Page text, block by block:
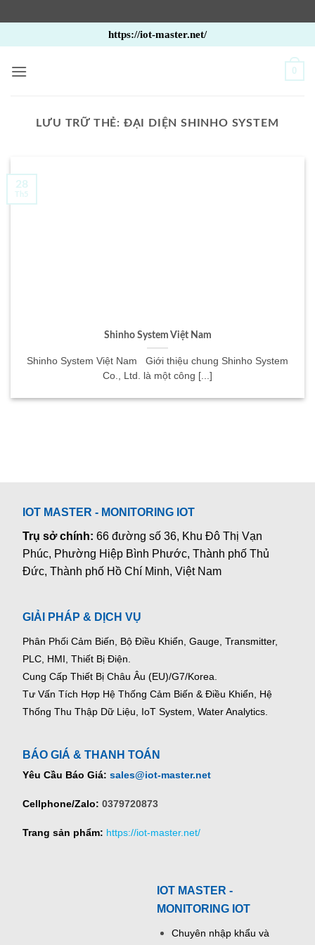
qua
nội
https://iot-master.net/
0
LƯU TRỮ THẺ: ĐẠI DIỆN SHINHO SYSTEM
Shinho System Việt Nam
Shinho System Việt Nam Giới thiệu chung Shinho System
Co., Ltd. là một công [...]
28
Th5
IOT MASTER - MONITORING IOT
Trụ sở chính:66 đường số 36, Khu Đô Thị Vạn
Phúc, Phường Hiệp Bình Phước, Thành phố Thủ
Đức, Thành phố Hồ Chí Minh, Việt Nam
GIẢI PHÁP & DỊCH VỤ
Phân Phối Cảm Biến, Bộ Điều Khiển, Gauge, Transmitter,
PLC, HMI, Thiết Bị Điện.
Cung Cấp Thiết Bị Châu Âu (EU)/G7/Korea.
Tư Vấn Tích Hợp Hệ Thống Cảm Biến & Điều Khiển, Hệ
Thống Thu Thập Dữ Liệu, IoT System, Water Analytics.
BÁO GIÁ & THANH TOÁN
Yêu Cầu Báo Giá: sales@iot-master.net
Cellphone/Zalo: 0379720873
Trang sản phẩm: https://iot-master.net/
IOT MASTER -
MONITORING IOT
Chuyên nhập khẩu và